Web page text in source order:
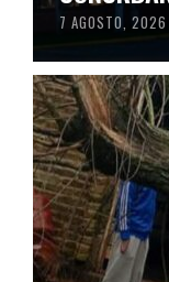
7 AGOSTO, 2026